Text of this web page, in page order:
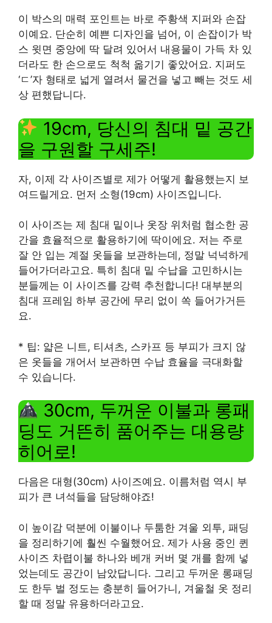
이 박스의 매력 포인트는 바로 주황색 지퍼와 손잡
이예요. 단순히 예쁜 디자인을 넘어, 이 손잡이가 박
스 윗면 중앙에 딱 달려 있어서 내용물이 가득 차 있
더라도 한 손으로도 척척 옮기기 좋았어요. 지퍼도
‘ㄷ’자 형태로 넓게 열려서 물건을 넣고 빼는 것도 세
상 편했답니다.
19cm, 당신의 침대 밑 공간
을 구원할 구세주!
자, 이제 각 사이즈별로 제가 어떻게 활용했는지 보
여드릴게요. 먼저 소형(19cm) 사이즈입니다.
이 사이즈는 제 침대 밑이나 옷장 위처럼 협소한 공
간을 효율적으로 활용하기에 딱이에요. 저는 주로
잘 안 입는 계절 옷들을 보관하는데, 정말 넉넉하게
들어가더라고요. 특히 침대 밑 수납을 고민하시는
분들께는 이 사이즈를 강력 추천합니다! 대부분의
침대 프레임 하부 공간에 무리 없이 쏙 들어가거든
요.
* 팁: 얇은 니트, 티셔츠, 스카프 등 부피가 크지 않
은 옷들을 개어서 보관하면 수납 효율을 극대화할
수 있습니다.
30cm, 두꺼운 이불과 롱패
딩도 거뜬히 품어주는 대용량
히어로!
다음은 대형(30cm) 사이즈예요. 이름처럼 역시 부
피가 큰 녀석들을 담당해야죠!
이 높이감 덕분에 이불이나 두툼한 겨울 외투, 패딩
을 정리하기에 훨씬 수월했어요. 제가 사용 중인 퀸
사이즈 차렵이불 하나와 베개 커버 몇 개를 함께 넣
었는데도 공간이 남았답니다. 그리고 두꺼운 롱패딩
도 한두 벌 정도는 충분히 들어가니, 겨울철 옷 정리
할 때 정말 유용하더라고요.